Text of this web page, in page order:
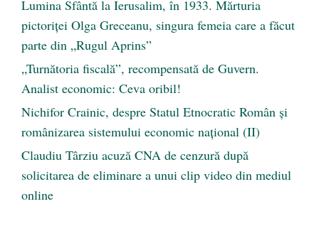
Lumina Sfântă la Ierusalim, în 1933. Mărturia
pictoriței Olga Greceanu, singura femeia care a făcut
parte din „Rugul Aprins”
„Turnătoria fiscală”, recompensată de Guvern.
Analist economic: Ceva oribil!
Nichifor Crainic, despre Statul Etnocratic Român şi
românizarea sistemului economic naţional (II)
Claudiu Târziu acuză CNA de cenzură după
solicitarea de eliminare a unui clip video din mediul
online